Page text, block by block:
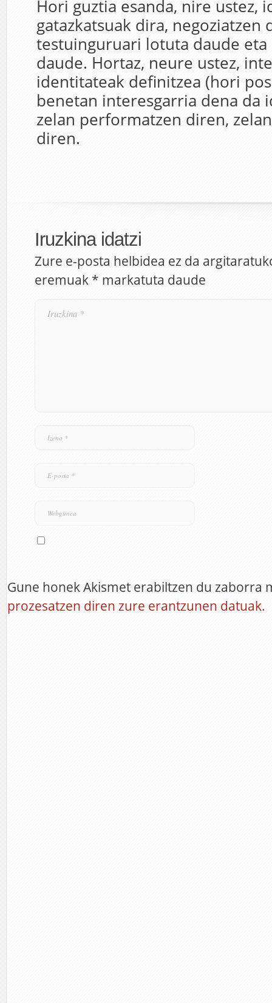
Hori guztia esanda, nire ustez,
gatazkatsuak dira, negoziatzen
testuinguruari lotuta daude
daude. Hortaz, neure ustez,
identitateak definitzea (hori
benetan interesgarria dena da
zelan performatzen diren,
diren.
Iruzkina idatzi
Zure e-posta helbidea ez da
eremuak * markatuta daude
Gune honek Akismet erabiltzen du zaborra
prozesatzen diren zure erantzunen datuak.